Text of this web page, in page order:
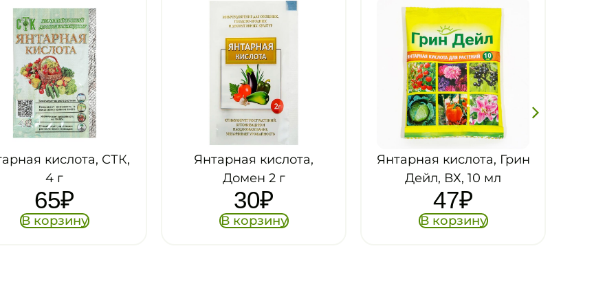
Янтарная кислота,
Домен 2 г
30
В корзину
Янтарная кислота, Грин
Дейл, ВХ, 10 мл
47
В корзину